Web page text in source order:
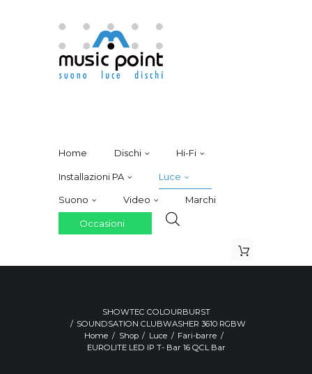
Home Dischi Hi-Fi
Installazioni PA Luce
Suono Video Marchi
Occasioni
SHOWTEC COLOURBURST
SOUNDSATION CLUBWASHER 3610 RGBW
Home
Shop Luce
Fari-barre
EUROLITE LED IP T- Bar 16 QCL Bar